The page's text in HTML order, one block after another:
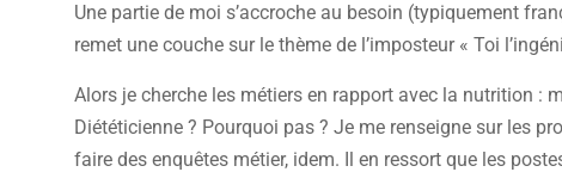
Une partie de moi s’accroche au besoin (typiquement
remet une couche sur le thème de l’imposteur « Toi
Alors je cherche les métiers en rapport avec la nutrition :
Diététicienne ? Pourquoi pas ? Je me renseigne sur les
faire des enquêtes métier, idem. Il en ressort que les